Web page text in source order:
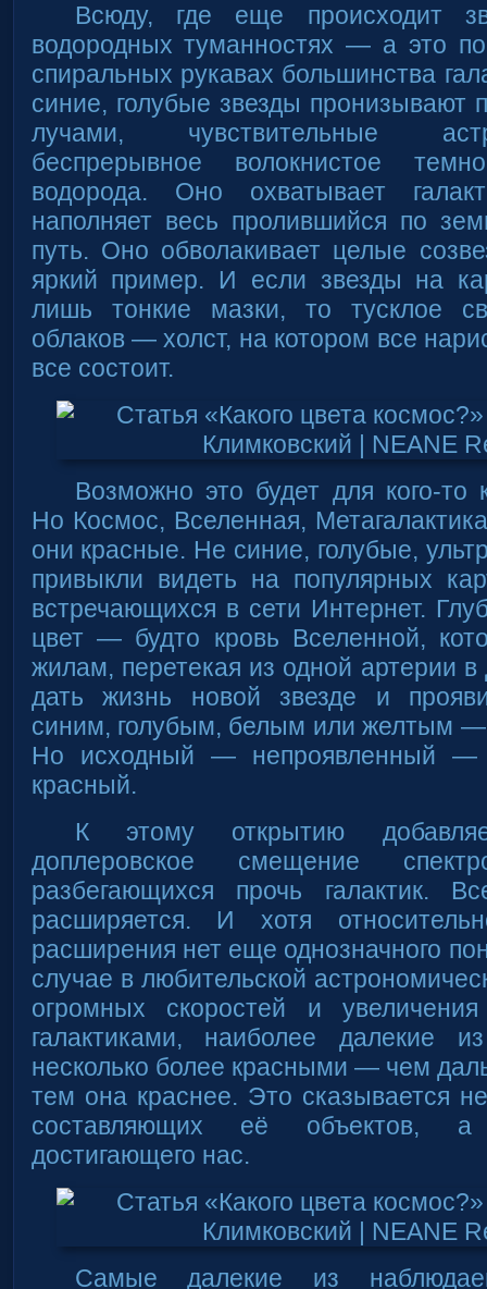
Всюду, где еще происходит
водородных туманностях — а это
спиральных рукавах большинства
синие, голубые звезды пронизывают
лучами, чувствительные
беспрерывное волокнистое
водорода. Оно охватывает
наполняет весь пролившийся по
путь. Оно обволакивает целые
яркий пример. И если звезды на
лишь тонкие мазки, то тусклое
облаков — холст, на котором все
все состоит.
Возможно это будет для кого-
Но Космос, Вселенная,
они красные. Не синие, голубые,
привыкли видеть на популярных
встречающихся в сети Интернет.
цвет — будто кровь Вселенной,
жилам, перетекая из одной артерии в
дать жизнь новой звезде и
синим, голубым, белым или желтым —
Но исходный — непроявленный
красный.
К этому открытию
доплеровское смещение
разбегающихся прочь галактик.
расширяется. И хотя
расширения нет еще однозначного
случае в любительской
огромных скоростей и
галактиками, наиболее далекие
несколько более красными — чем
тем она краснее. Это сказывается
составляющих её объектов, а
достигающего нас.
Самые далекие из